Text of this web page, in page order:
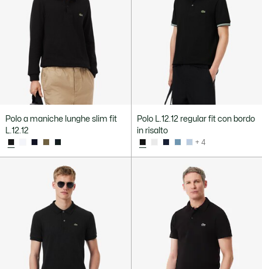
Polo a maniche lunghe slim fit
L.12.12
Polo L.12.12 regular fit con bordo
in risalto
+ 4